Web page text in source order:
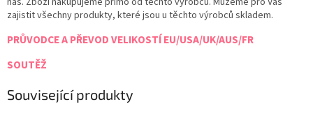
zajistit všechny produkty, které jsou u těchto výrobců skladem.
PRŮVODCE A PŘEVOD VELIKOSTÍ EU/USA/UK/AUS/FR
SOUTĚŽ
Související produkty